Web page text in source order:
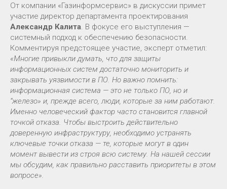
От компании «Газинформсервис» в дискуссии примет
участие директор департамента проектирования
Александр Калита. В фокусе его выступления —
системный подход к обеспечению безопасности.
Комментируя предстоящее участие, эксперт отметил:
«Многие привыкли думать, что для защиты
информационных систем достаточно мониторить и
закрывать уязвимости в ПО. Но важно помнить:
информационная система — это не только ПО, но и
“железо» и, прежде всего, люди, которые за ним работают.
Именно человеческий фактор часто становится главной
точкой отказа. Чтобы выстроить действительно
доверенную инфраструктуру, необходимо устранять
ключевые точки отказа — те, которые могут в один
момент вывести из строя всю систему. На нашей сессии
мы обсудим, как правильно расставить приоритеты в этом
вопросе».